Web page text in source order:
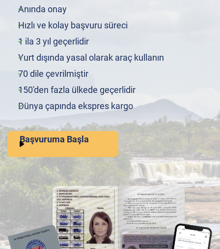
Anında onay
Hızlı ve kolay başvuru süreci
1 ila 3 yıl geçerlidir
Yurt dışında yasal olarak araç kullanın
70 dile çevrilmiştir
150'den fazla ülkede geçerlidir
Dünya çapında ekspres kargo
Başvuruma Başla